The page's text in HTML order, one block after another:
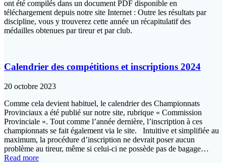
ont été compilés dans un document PDF disponible en
téléchargement depuis notre site Internet : Outre les résultats par
discipline, vous y trouverez cette année un récapitulatif des
médailles obtenues par tireur et par club.
Calendrier des compétitions et inscriptions 2024
20 octobre 2023
Comme cela devient habituel, le calendrier des Championnats
Provinciaux a été publié sur notre site, rubrique « Commission
Provinciale ». Tout comme l’année dernière, l’inscription à ces
championnats se fait également via le site. Intuitive et simplifiée au
maximum, la procédure d’inscription ne devrait poser aucun
problème au tireur, même si celui-ci ne possède pas de bagage…
Read more